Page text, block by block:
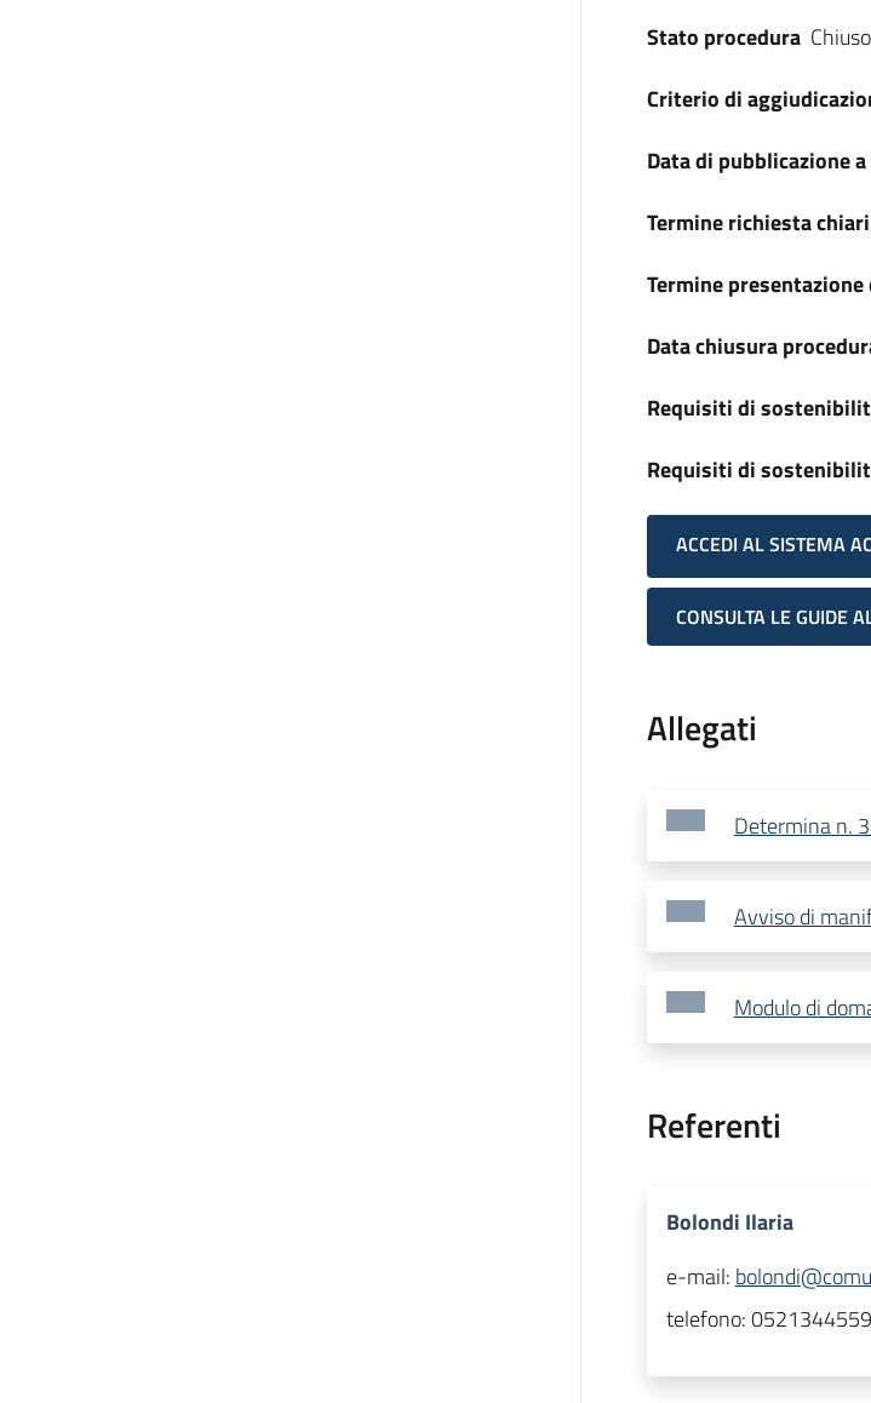
Stato procedura Chiuso
Criterio di
Data di pubblicazione
Termine richiesta
Termine
Data chiusura
Requisiti di
Requisiti di
ACCEDI AL SISTEMA
CONSULTA LE GUIDE
Allegati
Determina n.
Avviso di
Modulo di
Referenti
Bolondi Ilaria
e-mail:
telefono:0521344559